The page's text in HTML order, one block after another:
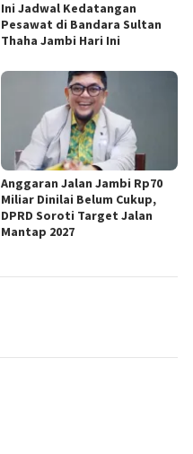
Ini Jadwal Kedatangan
Pesawat di Bandara Sultan
Thaha Jambi Hari Ini
Anggaran Jalan Jambi Rp70
Miliar Dinilai Belum Cukup,
DPRD Soroti Target Jalan
Mantap 2027